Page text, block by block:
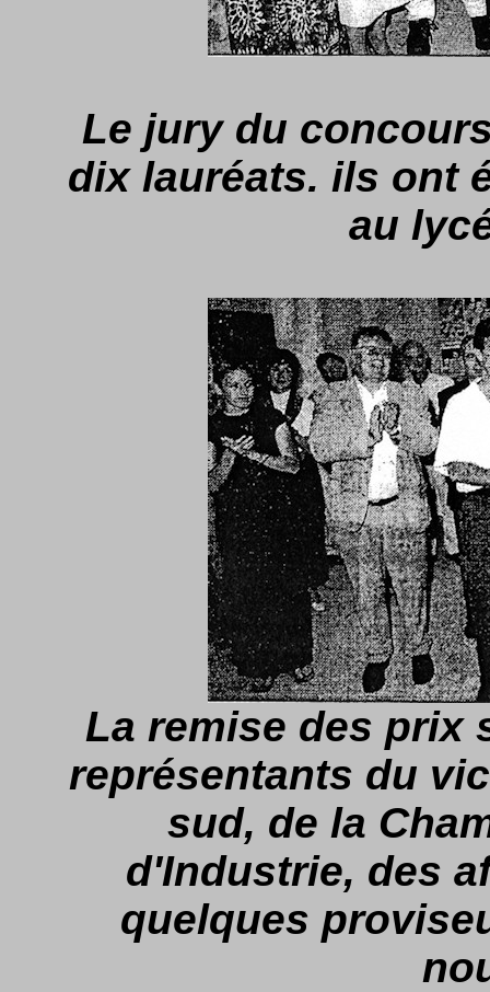
Le jury du
dix lauréats. ils ont
au
La remise des prix
représentants du
sud, de la
d'Industrie, des
quelques